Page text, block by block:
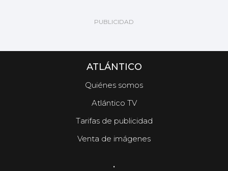
ATLÁNTICO
Quiénes somos
Atlántico TV
Tarifas de publicidad
Venta de imágenes
.